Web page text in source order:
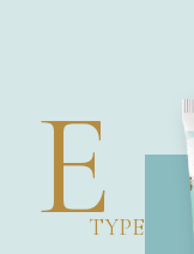
ETYPE